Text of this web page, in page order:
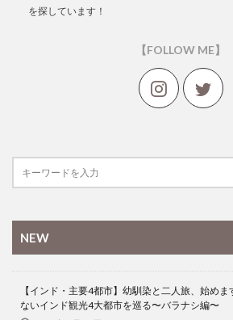
を探しています！
【FOLLOW ME】
NEW
【インド・主要4都市】幼馴染と二人旅、始めま
ないインド観光4大都市を巡る〜バラナシ編〜